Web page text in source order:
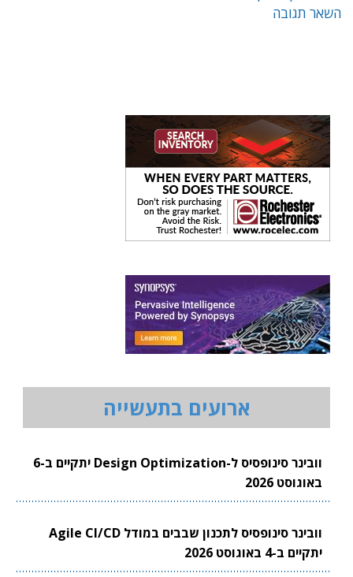
השאר תגובה
ארועים בתעשייה
וובינר סינופסיס ל-Design Optimization יתקיים ב-6
באוגוסט 2026
וובינר סינופסיס לתכנון שבבים במודל Agile CI/CD
יתקיים ב-4 באוגוסט 2026